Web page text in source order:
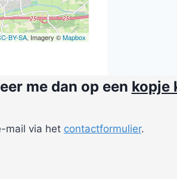
BY-SA, Imagery ©Mapbox
me dan op een kopje
mail via het contactformulier.